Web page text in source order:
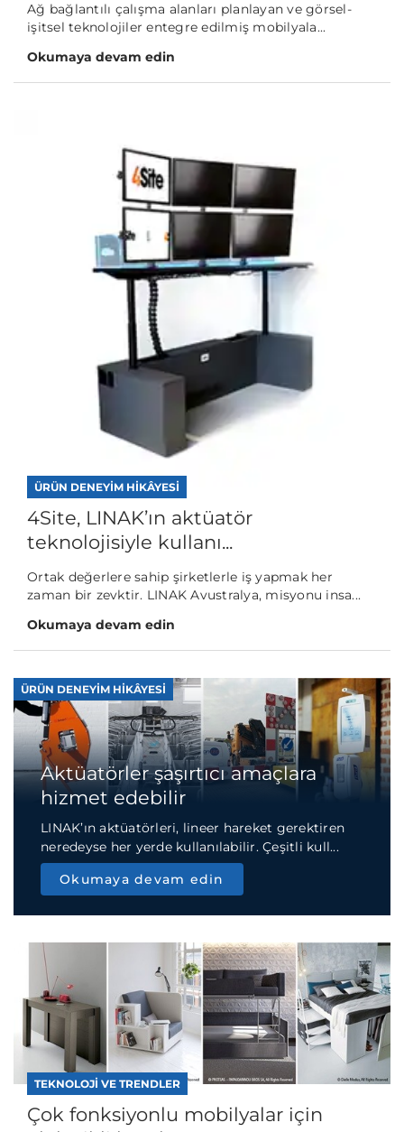
Ağ bağlantılı çalışma alanları planlayan ve görsel-
işitsel teknolojiler entegre edilmiş mobilyala...
Okumaya devam edin
ÜRÜN DENEYIM HIKÂYESI
4Site, LINAK’ın aktüatör
teknolojisiyle kullanı...
Ortak değerlere sahip şirketlerle iş yapmak her
zaman bir zevktir. LINAK Avustralya, misyonu insa...
Okumaya devam edin
ÜRÜN DENEYIM HIKÂYESI
Aktüatörler şaşırtıcı amaçlara
hizmet edebilir
LINAK’ın aktüatörleri, lineer hareket gerektiren
neredeyse her yerde kullanılabilir. Çeşitli kull...
Okumaya devam edin
TEKNOLOJI VE TRENDLER
Çok fonksiyonlu mobilyalar için